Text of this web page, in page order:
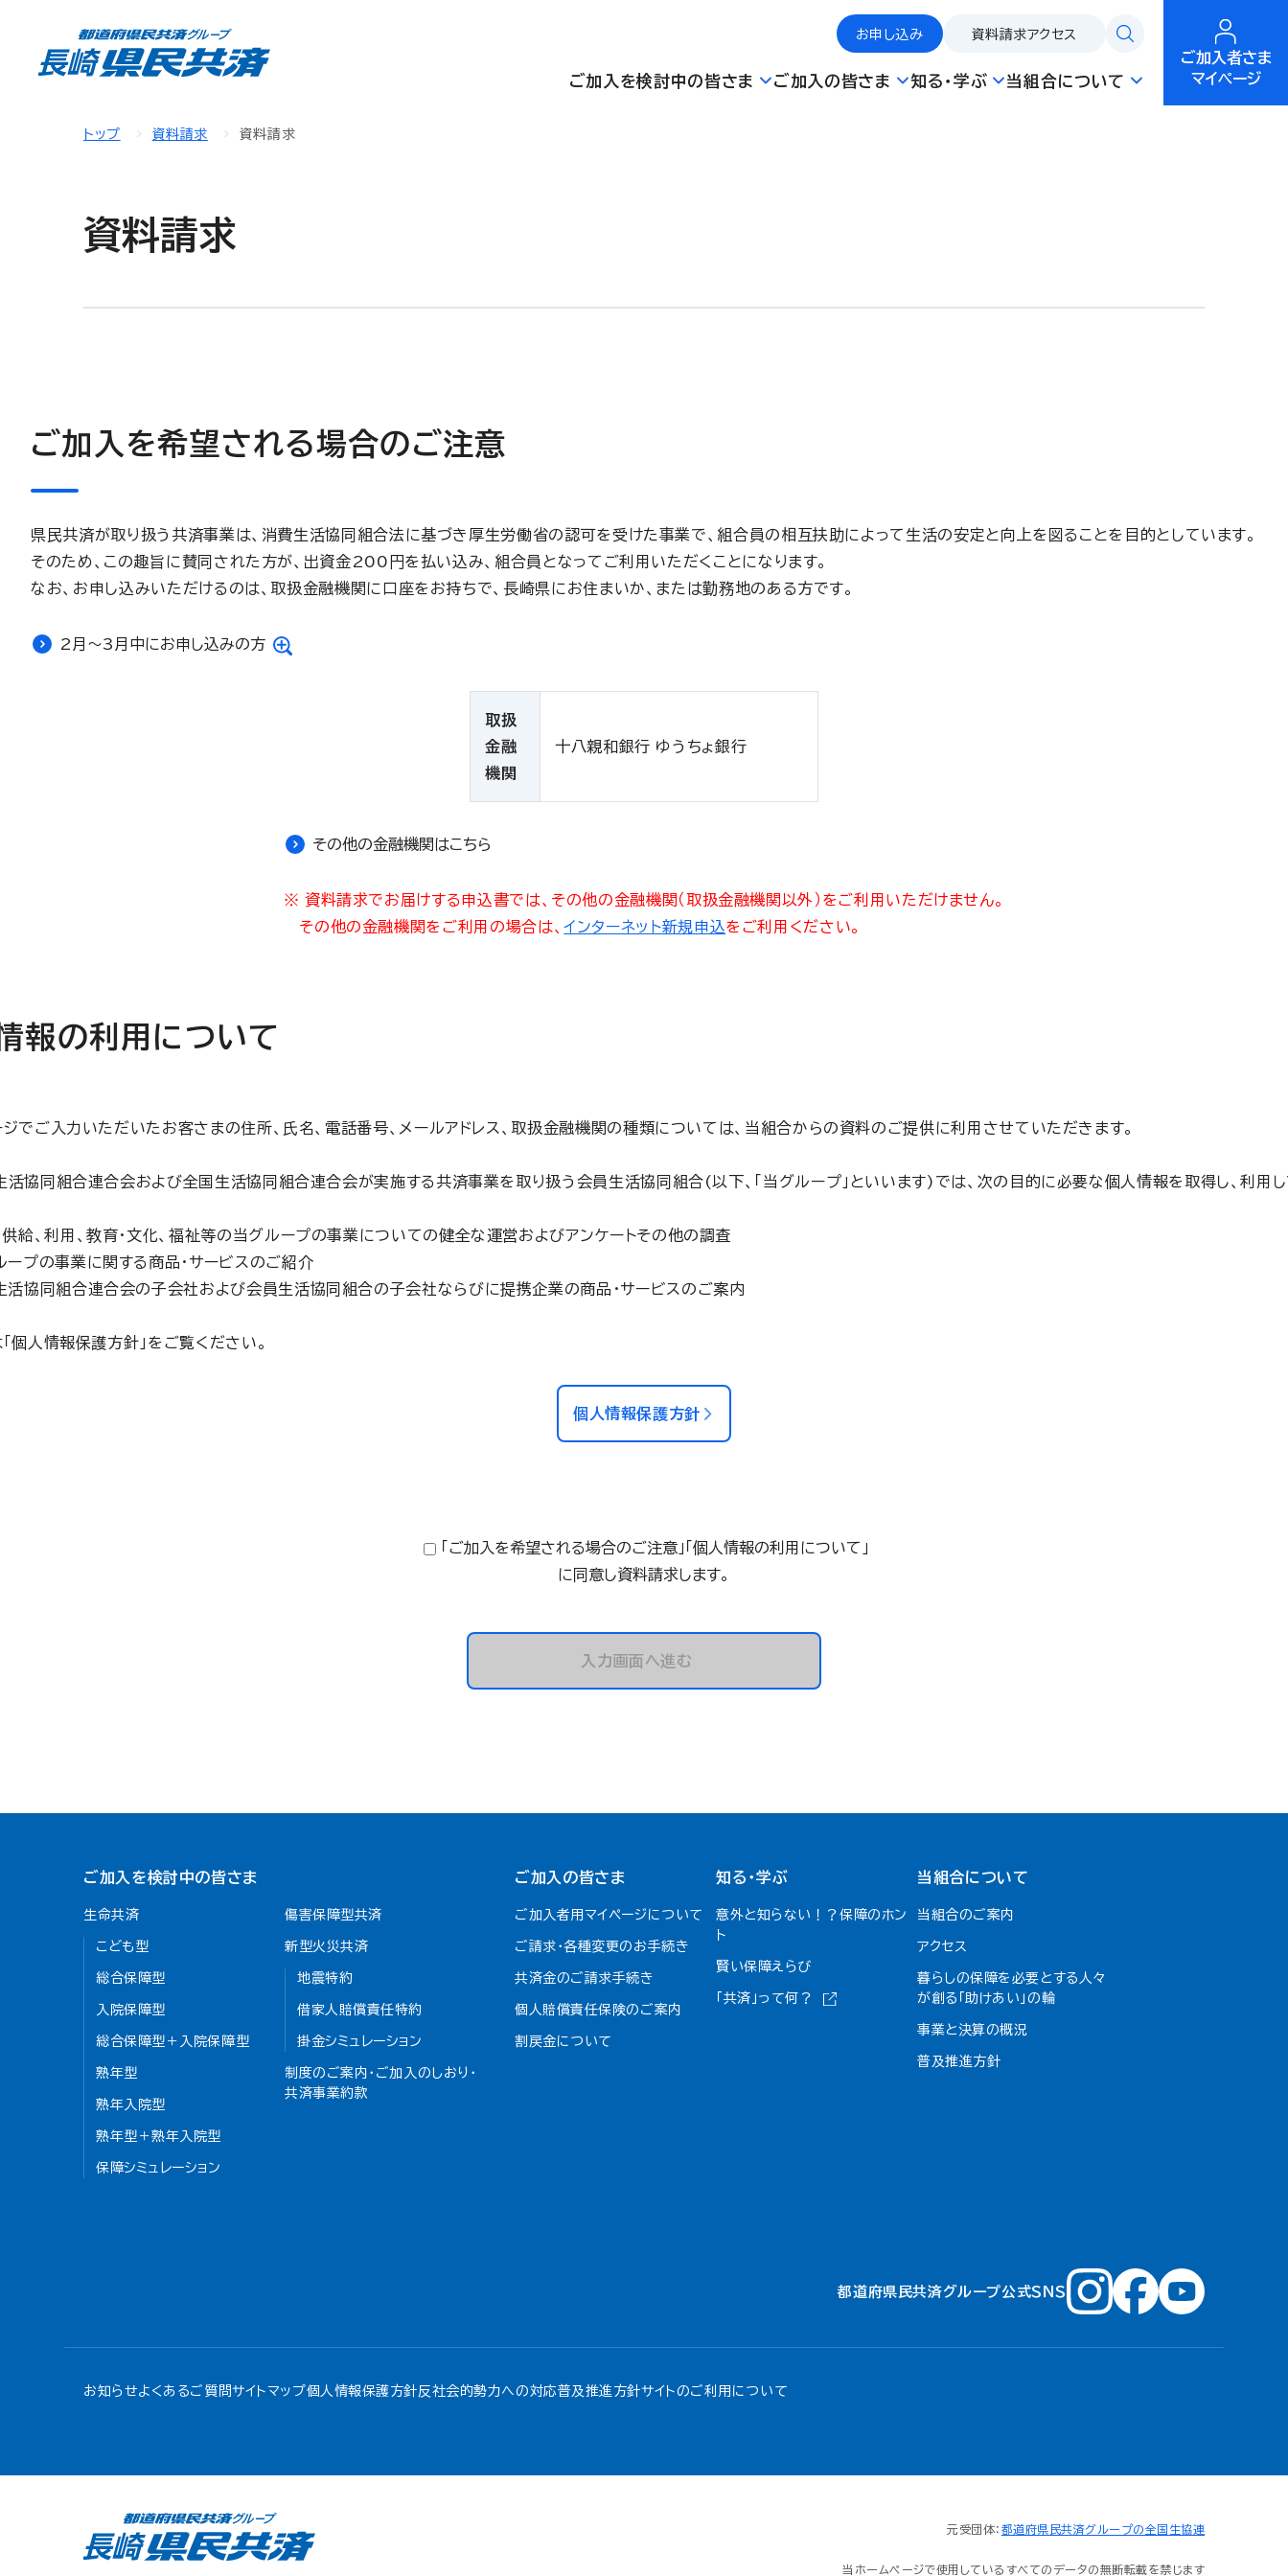
お申し込み 資料請求アクセス
ご加入を検討中の皆さま ご加入の皆さま 知る・学ぶ 当組合について
ご加入者さま
マイページ
トップ 資料請求 資料請求
資料請求
ご加入を希望される場合のご注意
県民共済が取り扱う共済事業は、消費生活協同組合法に基づき厚生労働省の認可を受けた事業で、組合員の相互扶助によって生活の安定と向上を図ることを目的としています。
そのため、この趣旨に賛同された方が、出資金200円を払い込み、組合員となってご利用いただくことになります。
なお、お申し込みいただけるのは、取扱金融機関に口座をお持ちで、長崎県にお住まいか、または勤務地のある方です。
2月～3月中にお申し込みの方
取扱
金融
機関
十八親和銀行 ゆうちょ銀行
その他の金融機関はこちら
※ 資料請求でお届けする申込書では、その他の金融機関（取扱金融機関以外）をご利用いただけません。
その他の金融機関をご利用の場合は、インターネット新規申込をご利用ください。
報の利用について
ジでご入力いただいたお客さまの住所、氏名、電話番号、メールアドレス、取扱金融機関の種類については、当組合からの資料のご提供に利用させていただきます。
活協同組合連合会および全国生活協同組合連合会が実施する共済事業を取り扱う会員生活協同組合(以下、「当グループ」といいます)では、次の目的に必要な個人情報を取得し、利用し
供給、利用、教育・文化、福祉等の当グループの事業についての健全な運営およびアンケートその他の調査
ープの事業に関する商品・サービスのご紹介
活協同組合連合会の子会社および会員生活協同組合の子会社ならびに提携企業の商品・サービスのご案内
個人情報保護方針」をご覧ください。
個人情報保護方針
入力画面へ進む
「ご加入を希望される場合のご注意」「個人情報の利用について」
に同意し資料請求します。
ご加入を検討中の皆さま
生命共済
こども型
総合保障型
入院保障型
総合保障型＋入院保障型
熟年型
熟年入院型
熟年型＋熟年入院型
保障シミュレーション
傷害保障型共済
新型火災共済
地震特約
借家人賠償責任特約
掛金シミュレーション
制度のご案内・ご加入のしおり・
共済事業約款
ご加入の皆さま
ご加入者用マイページについて
ご請求・各種変更のお手続き
共済金のご請求手続き
個人賠償責任保険のご案内
割戻金について​
知る・学ぶ
意外と知らない！？保障のホン
ト
賢い保障えらび
「共済」って何？
当組合について
当組合のご案内
アクセス
暮らしの保障を必要とする人々
が創る「助けあい」の輪
事業と決算の概況
普及推進方針
都道府県民共済グループ公式ＳＮＳ
お知らせよくあるご質問サイトマップ個人情報保護方針反社会的勢力への対応普及推進方針サイトのご利用について
元受団体： 都道府県民共済グループの全国生協連
当ホームページで使用しているすべてのデータの無断転載を禁じます